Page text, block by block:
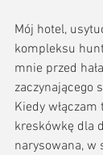
Mój hotel,
kompleksu
mnie przed
zaczynającego
Kiedy
kreskówkę dla
narysowana, w